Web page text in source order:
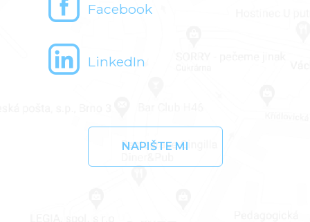
Facebook
LinkedIn
NAPIŠTE MI